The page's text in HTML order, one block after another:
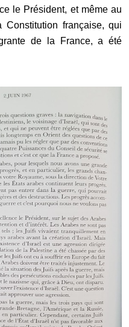
le Président, et même au
française, qui
de la France, a été